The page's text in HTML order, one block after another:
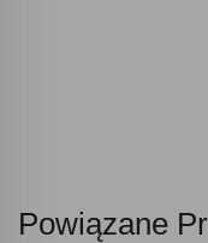
Powiązane